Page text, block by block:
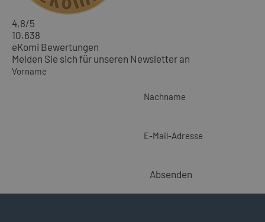
4,8/5
10.638
eKomi Bewertungen
Melden Sie sich für unseren Newsletter an
Vorname
Nachname
E-Mail-Adresse
Absenden